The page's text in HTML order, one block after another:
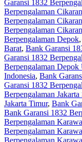
Garansi 1832
Berpengalaman
Berpengalaman
Berpengalaman
Berpengalaman Depok,
Barat, Bank Garansi
Garansi 1832
Berpengalaman Depok
Indonesia, Bank
Garansi 1832
Berpengalaman Jakarta
Jakarta Timur, Bank
Bank Garansi 1832
Berpengalaman
Berpengalaman
Berpengalaman